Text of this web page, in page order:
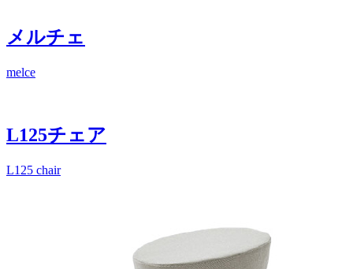
メルチェ
melce
L125チェア
L125 chair